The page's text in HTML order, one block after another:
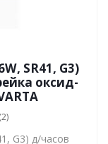
SR41, G3)
оксид-
G3) д/часов